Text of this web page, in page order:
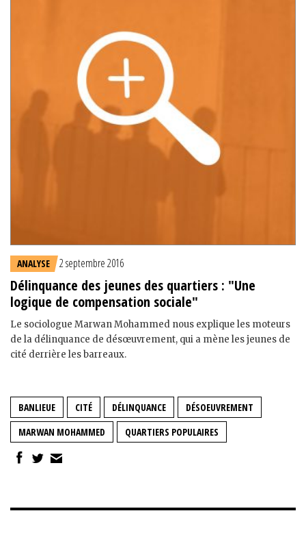
ANALYSE 2 septembre 2016
Délinquance des jeunes des quartiers : "Une
logique de compensation sociale"
Le sociologue Marwan Mohammed nous explique les moteurs
de la délinquance de désœuvrement, qui a mène les jeunes de
cité derrière les barreaux.
BANLIEUE CITÉ DÉLINQUANCE
DÉSOEUVREMENT
MARWAN MOHAMMED
QUARTIERS POPULAIRES